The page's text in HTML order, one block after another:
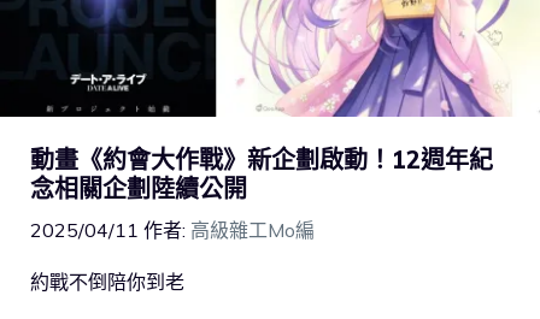
動畫《約會大作戰》新企劃啟動！12週年紀
念相關企劃陸續公開
2025/04/11 作者: 高級雜工Mo編
約戰不倒陪你到老